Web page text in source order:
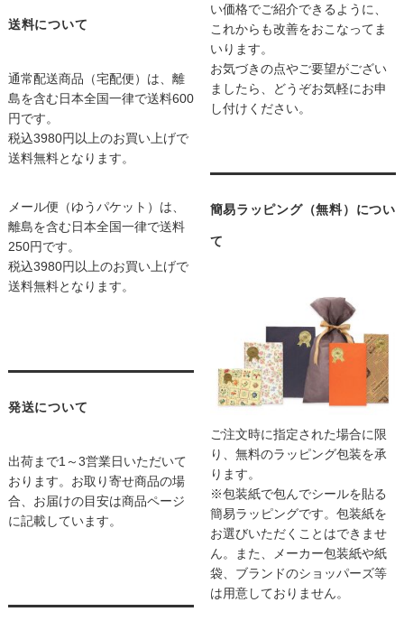
送料について
通常配送商品（宅配便）は、離
島を含む日本全国一律で送料600
円です。
税込3980円以上のお買い上げで
送料無料となります。
メール便（ゆうパケット）は、
離島を含む日本全国一律で送料
250円です。
税込3980円以上のお買い上げで
送料無料となります。
発送について
出荷まで1～3営業日いただいて
おります。お取り寄せ商品の場
合、お届けの目安は商品ページ
に記載しています。
い価格でご紹介できるように、
これからも改善をおこなってま
いります。
お気づきの点やご要望がござい
ましたら、どうぞお気軽にお申
し付けください。
簡易ラッピング（無料）につい
て
ご注文時に指定された場合に限
り、無料のラッピング包装を承
ります。
※包装紙で包んでシールを貼る
簡易ラッピングです。包装紙を
お選びいただくことはできませ
ん。また、メーカー包装紙や紙
袋、ブランドのショッパーズ等
は用意しておりません。